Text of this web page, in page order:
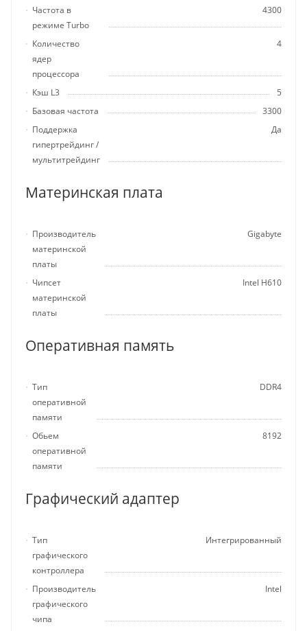
Частота в
режиме Turbo
4300
Количество
ядер
процессора
4
Кэш L3
5
Базовая частота
3300
Поддержка
гипертрейдинг /
мультитрейдинг
Да
Материнская плата
Производитель
материнской
платы
Gigabyte
Чипсет
материнской
платы
Intel H610
Оперативная память
Тип
оперативной
памяти
DDR4
Обьем
оперативной
памяти
8192
Графический адаптер
Тип
графического
контроллера
Интегрированный
Производитель
графического
чипа
Intel